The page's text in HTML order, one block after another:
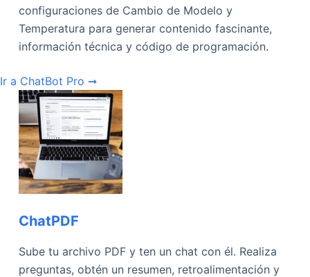
configuraciones de Cambio de Modelo y
Temperatura para generar contenido fascinante,
información técnica y código de programación.
Ir a ChatBot Pro ➞
ChatPDF
Sube tu archivo PDF y ten un chat con él. Realiza
preguntas, obtén un resumen, retroalimentación y